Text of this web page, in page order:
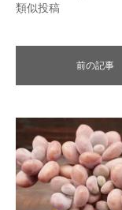
類似投稿
前の記事